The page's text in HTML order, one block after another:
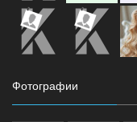
Фотографии